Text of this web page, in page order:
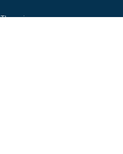
Therapie